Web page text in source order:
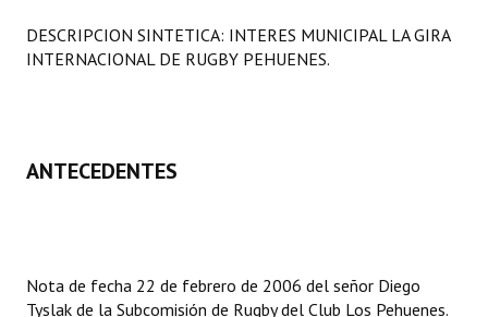
LEGISLACIÓN
Constitución Provincial
Digesto
DESCRIPCION SINTETICA: INTERES MUNICIPAL LA GIRA
INTERNACIONAL DE RUGBY PEHUENES.
ANTECEDENTES
Nota de fecha 22 de febrero de 2006 del señor Diego
Tyslak de la Subcomisión de Rugby del Club Los Pehuenes.